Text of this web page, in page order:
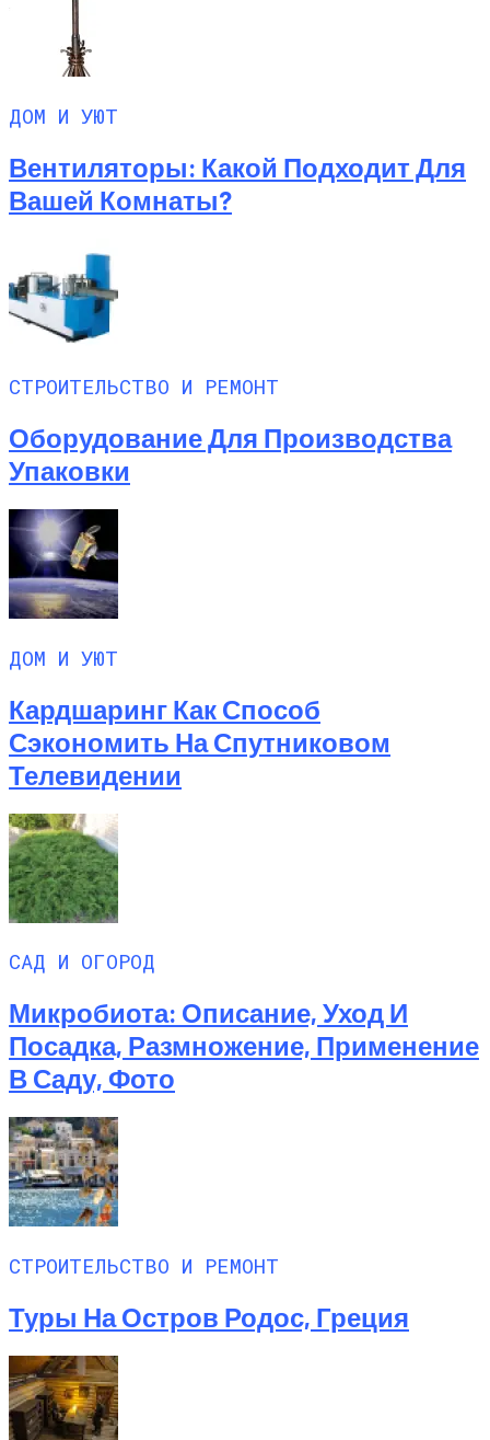
ДОМ И УЮТ
Вентиляторы: Какой Подходит Для
Вашей Комнаты?
СТРОИТЕЛЬСТВО И РЕМОНТ
Оборудование Для Производства
Упаковки
ДОМ И УЮТ
Кардшаринг Как Способ
Сэкономить На Спутниковом
Телевидении
САД И ОГОРОД
Микробиота: Описание, Уход И
Посадка, Размножение, Применение
В Саду, Фото
СТРОИТЕЛЬСТВО И РЕМОНТ
Туры На Остров Родос, Греция